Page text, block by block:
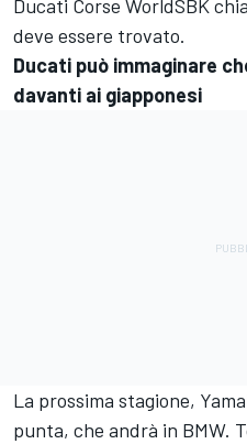
Ducati Corse WorldSBK
deve essere trovato.
Ducati può immaginare
davanti ai giapponesi
La prossima stagione,
punta, che andrà in BMW.